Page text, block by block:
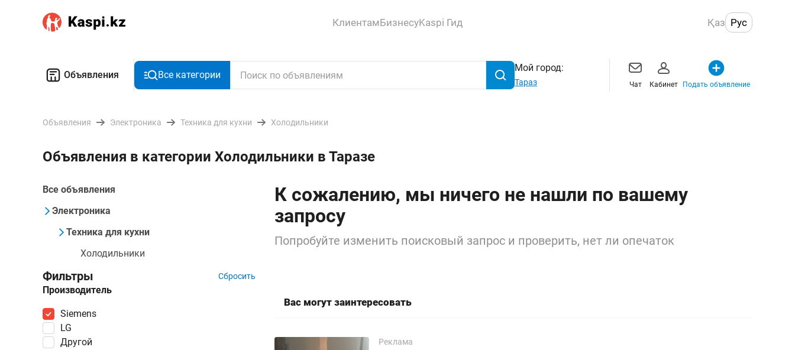
КлиентамБизнесуKaspi Гид Қаз Рус
Объявления Все категории
Мой город:
Тараз Чат Кабинет Подать объявление
Объявления Электроника Техника для кухни Холодильники
Объявления в категории Холодильники в Таразе
Все объявления
Электроника
Техника для кухни
Холодильники
Фильтры Сбросить
Производитель
Siemens
LG
Другой
К сожалению, мы ничего не нашли по вашему
запросу
Попробуйте изменить поисковый запрос и проверить, нет ли опечаток
Вас могут заинтересовать
Реклама